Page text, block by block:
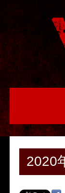
2020